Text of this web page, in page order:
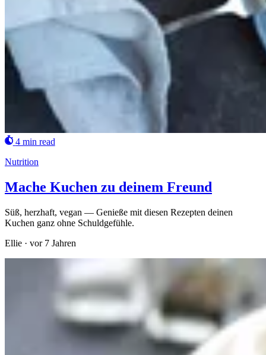
4 min read
Nutrition
Mache Kuchen zu deinem Freund
Süß, herzhaft, vegan — Genieße mit diesen Rezepten deinen
Kuchen ganz ohne Schuldgefühle.
Ellie · vor 7 Jahren